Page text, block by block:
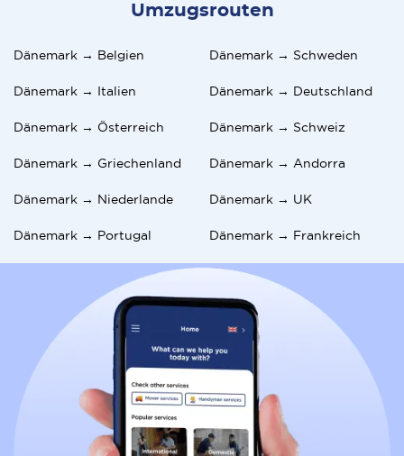
Umzugsrouten
Dänemark → Belgien Dänemark → Schweden
Dänemark → Italien Dänemark → Deutschland
Dänemark → Österreich Dänemark → Schweiz
Dänemark → Griechenland Dänemark → Andorra
Dänemark → Niederlande Dänemark → UK
Dänemark → Portugal Dänemark → Frankreich